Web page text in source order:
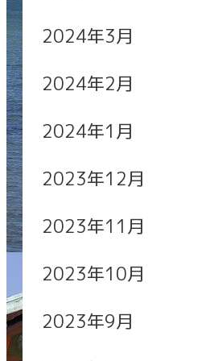
2024年3月
2024年2月
2024年1月
2023年12月
2023年11月
2023年10月
2023年9月